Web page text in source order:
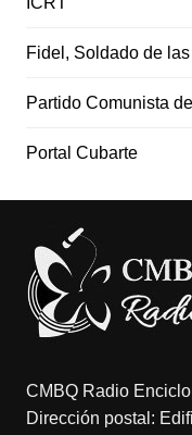
Fidel, Soldado de
Partido Comunista
Portal Cubarte
CMBQ Radio
Dirección postal: